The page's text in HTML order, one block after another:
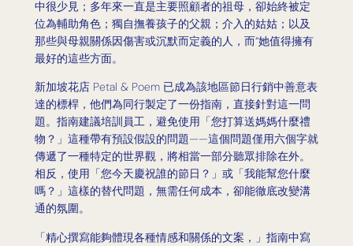
中很少見；多年來一直是主要照顧者的祖母，卻始終被定
位為輔助角色；獨自撫養孩子的父親；介入的姑姑；以及
那些與母親關係因傷害或沉默而定義的人，而“她值得擁有
最好的這些方面。
新加坡花店 Petal & Poem 已成為該地區節日行銷中善意表
達的標桿，他們為同行製定了一份指南，直接針對這一問
題。指南建議培訓員工，避免使用「您打算送媽媽什麼禮
物？」這種帶有預設假設的問題——這個問題僅用六個字就
傳遞了一種特定的世界觀，將相當一部分聽眾排除在外。
相反，使用「您今天慶祝誰的節日？」或「我能幫您什麼
嗎？」這樣的替代問題，無需任何成本，卻能徹底改變溝
通的氛圍。
「精心撰寫能夠體現各種情感和關係的文案，」指南中寫